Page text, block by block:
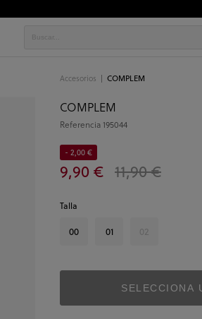
Accesorios COMPLEM
COMPLEM
Referencia 195044
9,90 € 11,90 €
- 2,00 €
Talla
00 01 02
SELECCIONA